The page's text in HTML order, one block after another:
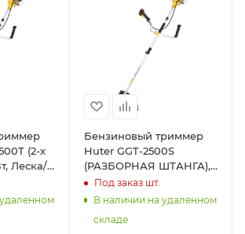
(2-х
Леска/
92 +
2/9
Бензиновый триммер
Huter GGT-2500S
(РАЗБОРНАЯ ШТАНГА),
70/2/13
Под заказшт.
В наличии на удаленном
складе